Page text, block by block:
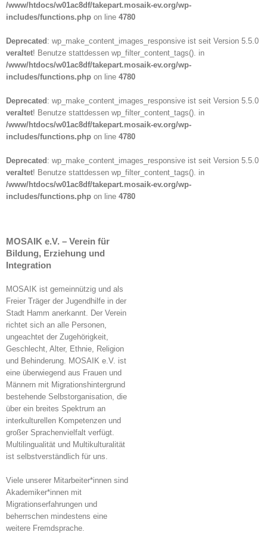
/www/htdocs/w01ac8df/takepart.mosaik-ev.org/wp-
includes/functions.php on line 4780
Deprecated : wp_make_content_images_responsive ist seit Version 5.5.0
veraltet! Benutze stattdessen wp_filter_content_tags(). in
/www/htdocs/w01ac8df/takepart.mosaik-ev.org/wp-
includes/functions.php on line 4780
Deprecated : wp_make_content_images_responsive ist seit Version 5.5.0
veraltet! Benutze stattdessen wp_filter_content_tags(). in
/www/htdocs/w01ac8df/takepart.mosaik-ev.org/wp-
includes/functions.php on line 4780
Deprecated : wp_make_content_images_responsive ist seit Version 5.5.0
veraltet! Benutze stattdessen wp_filter_content_tags(). in
/www/htdocs/w01ac8df/takepart.mosaik-ev.org/wp-
includes/functions.php on line 4780
MOSAIK e.V. – Verein für
Bildung, Erziehung und
Integration
MOSAIK ist gemeinnützig und als
Freier Träger der Jugendhilfe in der
Stadt Hamm anerkannt. Der Verein
richtet sich an alle Personen,
ungeachtet der Zugehörigkeit,
Geschlecht, Alter, Ethnie, Religion
und Behinderung. MOSAIK e.V. ist
eine überwiegend aus Frauen und
Männern mit Migrationshintergrund
bestehende Selbstorganisation, die
über ein breites Spektrum an
interkulturellen Kompetenzen und
großer Sprachenvielfalt verfügt.
Multilingualität und Multikulturalität
ist selbstverständlich für uns.
Viele unserer Mitarbeiter*innen sind
Akademiker*innen mit
Migrationserfahrungen und
beherrschen mindestens eine
weitere Fremdsprache.